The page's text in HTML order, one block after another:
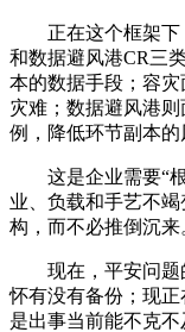
正在这个框架下
和数据避风港CR三
本的数据手段；容
灾难；数据避风港
例，降低环节副本的
这是企业需要“根
业、负载和手艺不
构，而不必推倒沉来
现在，平安问题
怀有没有备份；现
是出事当前能不克